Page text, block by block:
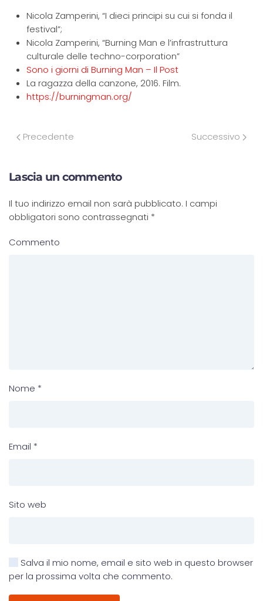
Nicola Zamperini, “I dieci principi su cui si fonda il
festival”;
Nicola Zamperini, “Burning Man e l’infrastruttura
culturale delle techno-corporation”
Sono i giorni di Burning Man – Il Post
La ragazza della canzone, 2016. Film.
https://burningman.org/
Precedente Successivo
Lascia un commento
Il tuo indirizzo email non sarà pubblicato. I campi
obbligatori sono contrassegnati *
Commento
Nome *
Email *
Sito web
Salva il mio nome, email e sito web in questo browser
per la prossima volta che commento.